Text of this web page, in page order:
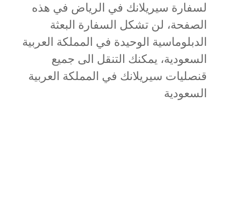
لسفارة سيريلانك في الرياض في هذه
الصفحة، لن تشكل السفارة البعثة
الدبلوماسية الوحيدة في المملكة العربية
السعودية، يمكنك التنقل الى جميع
قنصليات سيريلانك في المملكة العربية
السعودية